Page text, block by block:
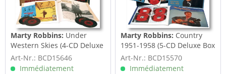
Marty Robbins: Under
Western Skies (4-CD Deluxe
Box Set)
Art-Nr.: BCD15646
Immédiatement
Marty Robbins: Country
1951-1958 (5-CD Deluxe Box
Set)
Art-Nr.: BCD15570
Immédiatement